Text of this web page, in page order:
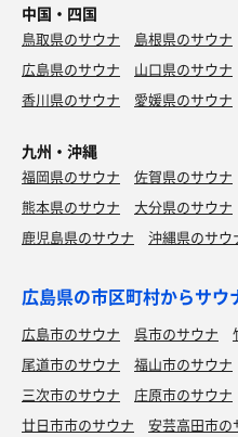
中国・四国
鳥取県のサウナ 島根県のサウナ
広島県のサウナ
山口県のサウナ
香川県のサウナ
愛媛県のサウナ
九州・沖縄
福岡県のサウナ 佐賀県のサウナ
熊本県のサウナ
大分県のサウナ
鹿児島県のサウナ
沖縄県のサウ
広島県の市区町村からサウ
広島市のサウナ 呉市のサウナ
尾道市のサウナ
福山市のサウナ
三次市のサウナ
庄原市のサウナ
廿日市市のサウナ
安芸高田市の